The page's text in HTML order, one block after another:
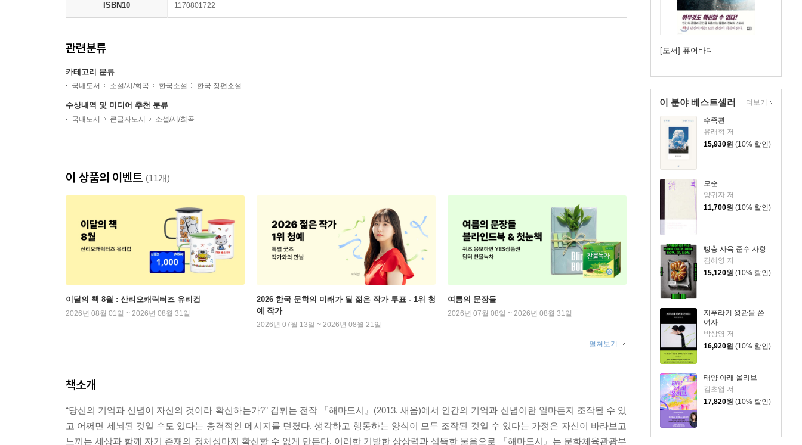
[도서] 퓨어바디
이 분야 베스트셀러
수족관
유래혁 저
15,930원 (10% 할인)
모순
양귀자 저
11,700원 (10% 할인)
빵충 사육 준수 사항
김혜영 저
15,120원 (10% 할인)
지푸라기 왕관을 쓴
여자
박상영 저
16,920원 (10% 할인)
태양 아래 올리브
김초엽 저
17,820원 (10% 할인)
더보기
ISBN10 1170801722
관련분류
카테고리 분류
국내도서 소설/시/희곡 한국소설 한국 장편소설
수상내역 및 미디어 추천 분류
국내도서 큰글자도서 소설/시/희곡
이 상품의 이벤트 (11개)
이달의 책 8월 : 산리오캐릭터즈 유리컵
2026년 08월 01일 ~ 2026년 08월 31일
2026 한국 문학의 미래가 될 젊은 작가 투표 - 1위 청
예 작가
2026년 07월 13일 ~ 2026년 08월 21일
여름의 문장들
2026년 07월 08일 ~ 2026년 08월 31일
펼쳐보기
책소개
“당신의 기억과 신념이 자신의 것이라 확신하는가?” 김휘는 전작 『해마도시』(2013. 새움)에서 인간의 기억과 신념이란 얼마든지 조작될 수 있
고 어쩌면 세뇌된 것일 수도 있다는 충격적인 메시지를 던졌다. 생각하고 행동하는 양식이 모두 조작된 것일 수 있다는 가정은 자신이 바라보고
느끼는 세상과 함께 자기 존재의 정체성마저 확신할 수 없게 만든다. 이러한 기발한 상상력과 섬뜩한 물음으로 『해마도시』는 문화체육관광부